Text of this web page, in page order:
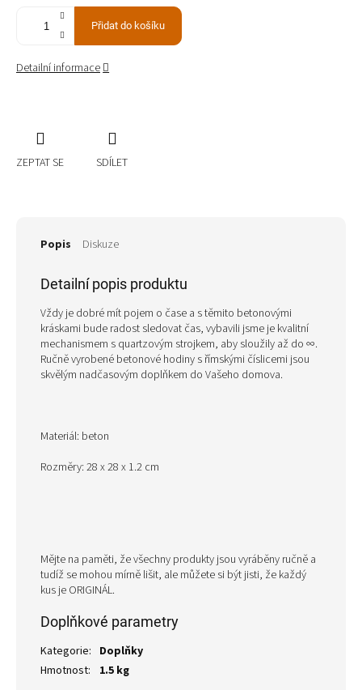
Přidat do košíku
Detailní informace
ZEPTAT SE SDÍLET
Popis Diskuze
Detailní popis produktu
Vždy je dobré mít pojem o čase a s těmito betonovými
kráskami bude radost sledovat čas, vybavili jsme je kvalitní
mechanismem s quartzovým strojkem, aby sloužily až do ∞.
Ručně vyrobené betonové hodiny s římskými číslicemi jsou
skvělým nadčasovým doplňkem do Vašeho domova.
Materiál: beton
Rozměry: 28 x 28 x 1.2 cm
Mějte na paměti, že všechny produkty jsou vyráběny ručně a
tudíž se mohou mírně lišit, ale můžete si být jisti, že každý
kus je ORIGINÁL.
Doplňkové parametry
Kategorie: Doplňky
Hmotnost: 1.5 kg